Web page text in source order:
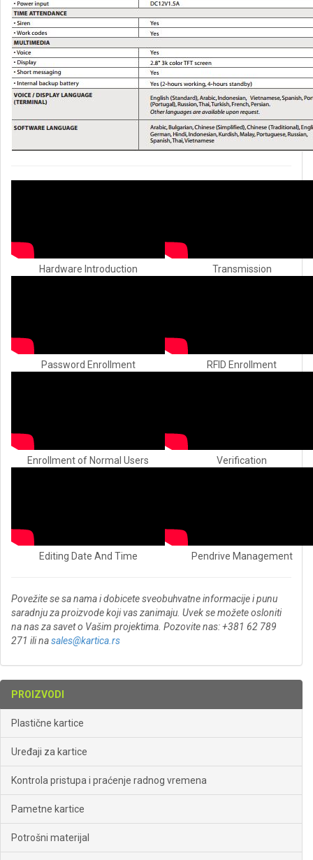
Hardware Introduction Transmission
Password Enrollment RFID Enrollment
Enrollment of Normal Users Verification
Editing Date And Time Pendrive Management
Povežite se sa nama i dobicete sveobuhvatne informacije i punu
saradnju za proizvode koji vas zanimaju. Uvek se možete osloniti
na nas za savet o Vašim projektima. Pozovite nas: +381 62 789
271 ili nasales@kartica.rs
PROIZVODI
Plastične kartice
Uređaji za kartice
Kontrola pristupa i praćenje radnog vremena
Pametne kartice
Potrošni materijal